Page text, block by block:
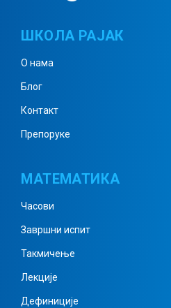
ШКОЛА РАЈАК
О нама
Блог
Контакт
Препоруке
МАТЕМАТИКА
Часови
Завршни испит
Такмичење
Лекције
Дефиниције